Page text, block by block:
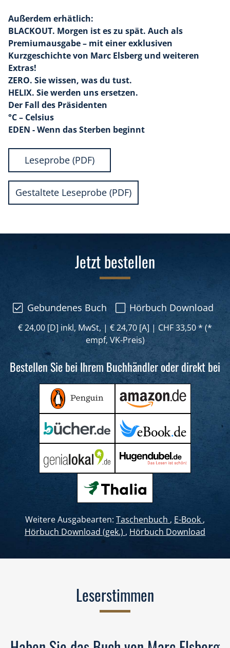
Außerdem erhätlich:
BLACKOUT. Morgen ist es zu spät. Auch als
Premiumausgabe – mit einer exklusiven
Kurzgeschichte von Marc Elsberg und weiteren
Extras!
ZERO. Sie wissen, was du tust.
HELIX. Sie werden uns ersetzen.
Der Fall des Präsidenten
°C – Celsius
EDEN - Wenn das Sterben beginnt
Leseprobe (PDF)
Gestaltete Leseprobe (PDF)
Jetzt bestellen
Gebundenes Buch Hörbuch Download
€ 24,00 [D] inkl, MwSt, | € 24,70 [A] | CHF 33,50 * (*
empf, VK-Preis)
Bestellen Sie bei Ihrem Buchhändler oder direkt bei
Weitere Ausgabearten: Taschenbuch , E-Book ,
Hörbuch Download (gek.) , Hörbuch Download
Leserstimmen